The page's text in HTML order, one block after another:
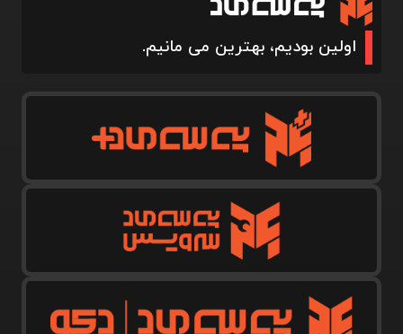
اولین بودیم، بهترین می مانیم.